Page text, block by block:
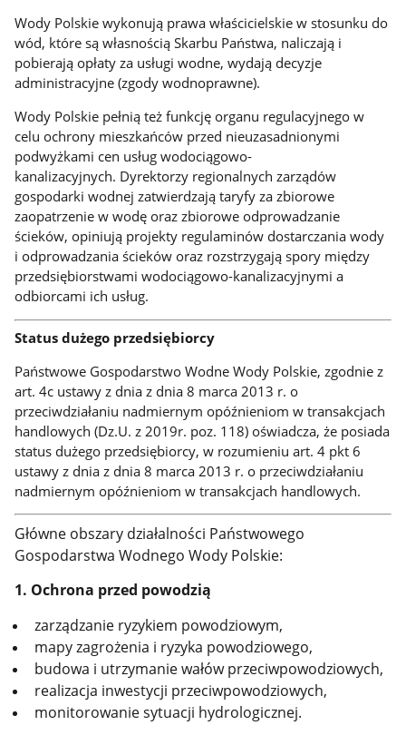
Wody Polskie wykonują prawa właścicielskie w stosunku do
wód, które są własnością Skarbu Państwa, naliczają i
pobierają opłaty za usługi wodne, wydają decyzje
administracyjne (zgody wodnoprawne).
Wody Polskie pełnią też funkcję organu regulacyjnego w
celu ochrony mieszkańców przed nieuzasadnionymi
podwyżkami cen usług wodociągowo-
kanalizacyjnych. Dyrektorzy regionalnych zarządów
gospodarki wodnej zatwierdzają taryfy za zbiorowe
zaopatrzenie w wodę oraz zbiorowe odprowadzanie
ścieków, opiniują projekty regulaminów dostarczania wody
i odprowadzania ścieków oraz rozstrzygają spory między
przedsiębiorstwami wodociągowo-kanalizacyjnymi a
odbiorcami ich usług.
Status dużego przedsiębiorcy
Państwowe Gospodarstwo Wodne Wody Polskie, zgodnie z
art. 4c ustawy z dnia z dnia 8 marca 2013 r. o
przeciwdziałaniu nadmiernym opóźnieniom w transakcjach
handlowych (Dz.U. z 2019r. poz. 118) oświadcza, że posiada
status dużego przedsiębiorcy, w rozumieniu art. 4 pkt 6
ustawy z dnia z dnia 8 marca 2013 r. o przeciwdziałaniu
nadmiernym opóźnieniom w transakcjach handlowych.
Główne obszary działalności Państwowego
Gospodarstwa Wodnego Wody Polskie:
1. Ochrona przed powodzią
zarządzanie ryzykiem powodziowym,
mapy zagrożenia i ryzyka powodziowego,
budowa i utrzymanie wałów przeciwpowodziowych,
realizacja inwestycji przeciwpowodziowych,
monitorowanie sytuacji hydrologicznej.